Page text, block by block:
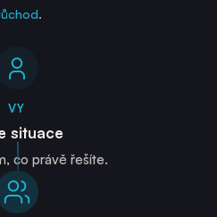
.
VY
situace
co právě řešíte.